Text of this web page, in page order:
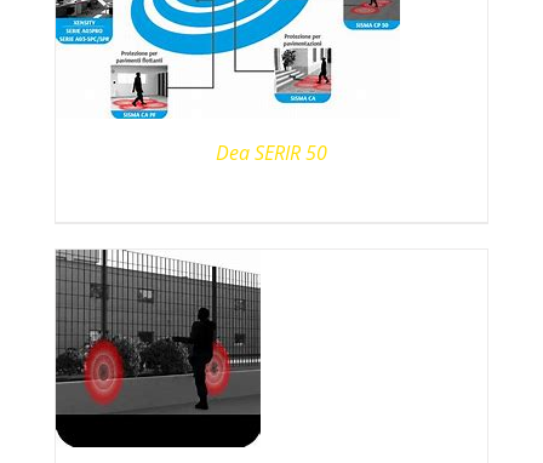
Dea SERIR 50